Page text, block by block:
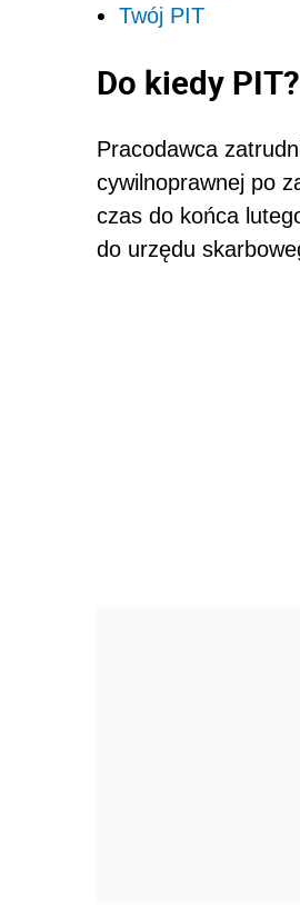
Twój PIT
Do kiedy PIT?
Pracodawca
cywilnoprawnej po
czas do końca
do urzędu